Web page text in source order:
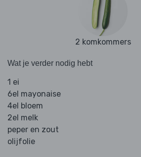
2 komkommers
Wat je verder nodig hebt
1 ei
6el mayonaise
4el bloem
2el melk
peper en zout
olijfolie